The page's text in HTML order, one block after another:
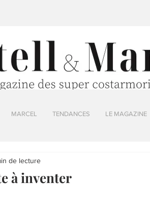
MARCEL TENDANCES LE MAGAZINE
à inventer
de lecture